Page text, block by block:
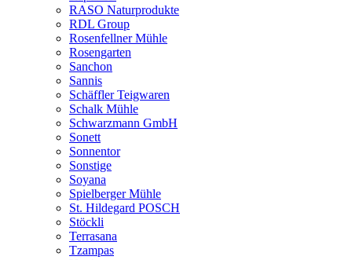
RASO Naturprodukte
RDL Group
Rosenfellner Mühle
Rosengarten
Sanchon
Sannis
Schäffler Teigwaren
Schalk Mühle
Schwarzmann GmbH
Sonett
Sonnentor
Sonstige
Soyana
Spielberger Mühle
St. Hildegard POSCH
Stöckli
Terrasana
Tzampas